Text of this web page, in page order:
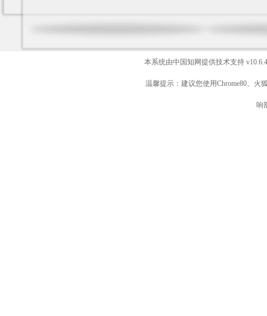
本系统由中国知网提供技术支持
温馨提示：建议您使用Chrome80、火
响